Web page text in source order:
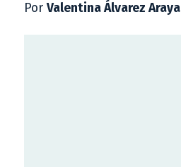
PorValentina Álvarez Araya